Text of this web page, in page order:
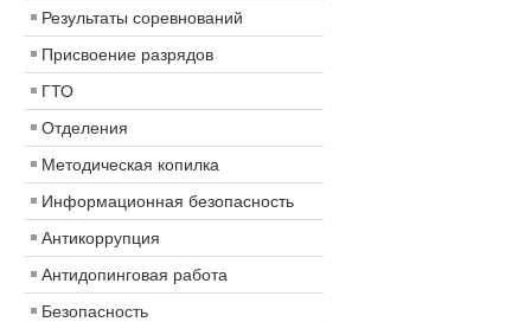
Результаты соревнований
Присвоение разрядов
ГТО
Отделения
Методическая копилка
Информационная безопасность
Антикоррупция
Антидопинговая работа
Безопасность